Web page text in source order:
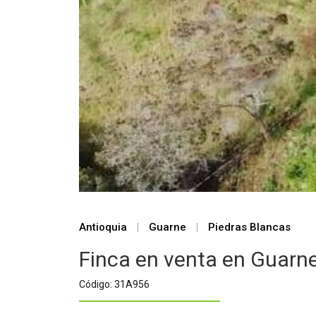
Antioquia | Guarne | Piedras Blancas
Finca en venta en
Código: 31A956